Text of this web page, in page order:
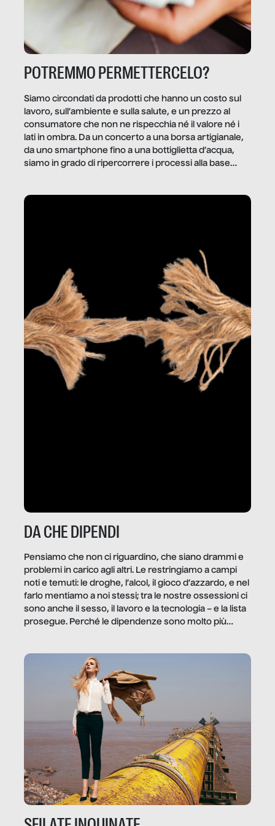
POTREMMO PERMETTERCELO?
Siamo circondati da prodotti che hanno un costo sul
lavoro, sull’ambiente e sulla salute, e un prezzo al
consumatore che non ne rispecchia né il valore né i
lati in ombra. Da un concerto a una borsa artigianale,
da uno smartphone fino a una bottiglietta d’acqua,
siamo in grado di ripercorrere i processi alla base
dietro gli oggetti e i servizi che fanno la nostra vita
DA CHE DIPENDI
Pensiamo che non ci riguardino, che siano drammi e
problemi in carico agli altri. Le restringiamo a campi
noti e temuti: le droghe, l’alcol, il gioco d’azzardo, e nel
farlo mentiamo a noi stessi; tra le nostre ossessioni ci
sono anche il sesso, il lavoro e la tecnologia – e la lista
prosegue. Perché le dipendenze sono molto più
trae un guadagno. In questo reportage vediamo
quale e come.